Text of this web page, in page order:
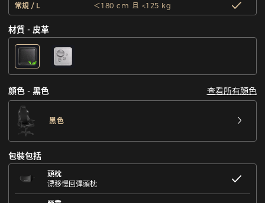
常規 / L ＜180 cm 且 <125 kg
材質 - 皮革
顔色 - 黑色 查看所有顏色
黑色
包裝包括
頭枕
漂移慢回彈頭枕